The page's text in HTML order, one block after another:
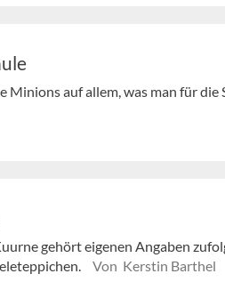
Minions auf allem, was man für die
gehört eigenen Angaben
Von Kerstin Barthel